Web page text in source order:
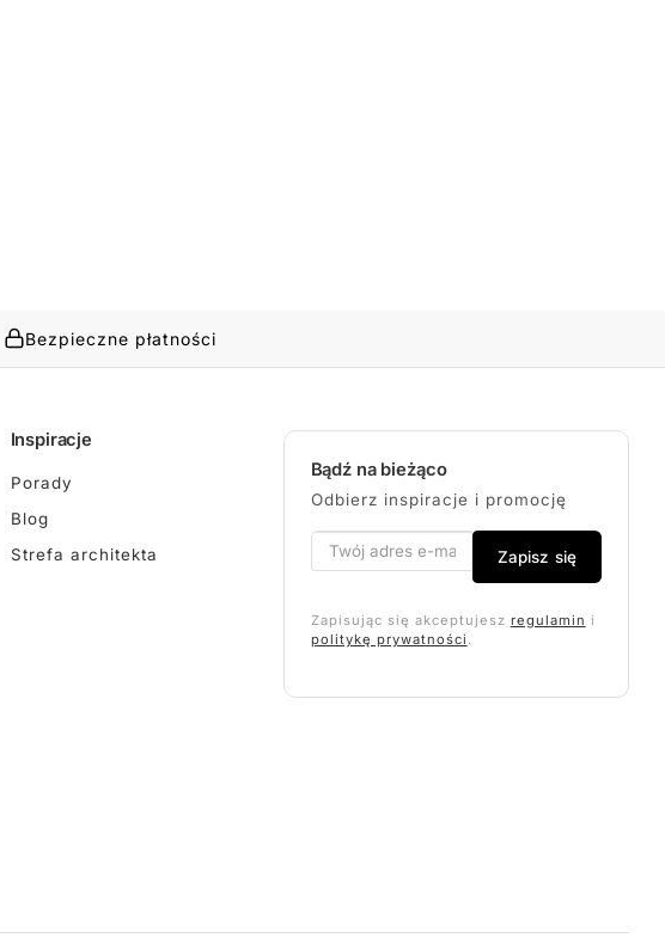
Bezpieczne płatności
Inspiracje
Porady
Blog
Strefa architekta
Bądź na bieżąco
Odbierz inspiracje i promocję
Zapisz się
Zapisując się akceptujesz regulamin i
politykę prywatności .